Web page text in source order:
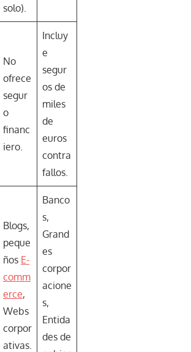
solo).
No
ofrece
segur
o
financ
iero.
Incluy
e
segur
os de
miles
de
euros
contra
fallos.
Blogs,
peque
ños E-
comm
erce,
Webs
corpor
ativas.
Banco
s,
Grand
es
corpor
acione
s,
Entida
des de